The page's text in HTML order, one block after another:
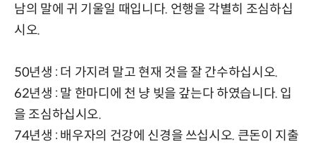
남의 말에 귀 기울일 때입니다. 언행을 각별히 조심하십
시오.
50년생 : 더 가지려 말고 현재 것을 잘 간수하십시오.
62년생 : 말 한마디에 천 냥 빚을 갚는다 하였습니다. 입
을 조심하십시오.
74년생 : 배우자의 건강에 신경을 쓰십시오. 큰돈이 지출